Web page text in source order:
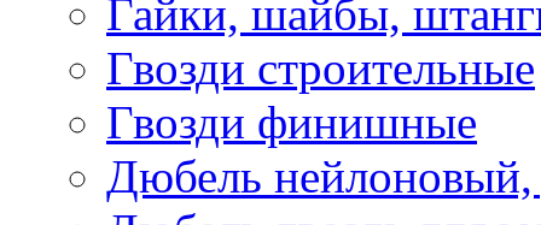
Гайки, шайбы,
Гвозди строительные
Гвозди финишные
Дюбель нейлоновый,